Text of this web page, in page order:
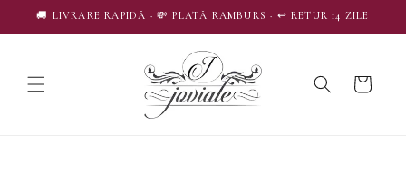
SALT LA
🚚 LIVRARE RAPIDĂ · 💸 PLATĂ RAMBURS · ↩️ RETUR 14 ZILE
Coș